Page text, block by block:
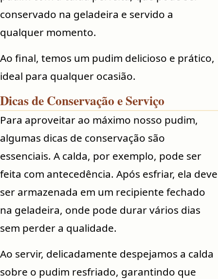
conservado na geladeira e servido a
qualquer momento.
Ao final, temos um pudim delicioso e prático,
ideal para qualquer ocasião.
Dicas de Conservação e Serviço
Para aproveitar ao máximo nosso pudim,
algumas dicas de conservação são
essenciais. A calda, por exemplo, pode ser
feita com antecedência. Após esfriar, ela deve
ser armazenada em um recipiente fechado
na geladeira, onde pode durar vários dias
sem perder a qualidade.
Ao servir, delicadamente despejamos a calda
sobre o pudim resfriado, garantindo que